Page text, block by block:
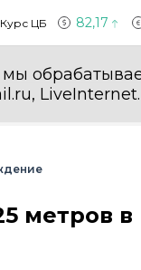
Курс ЦБ 82,17
мы
LiveInternet.
метров в